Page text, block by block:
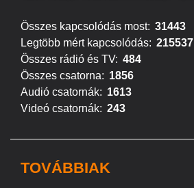
Összes kapcsolódás most: 31443
Legtöbb mért kapcsolódás: 215537
Összes rádió és TV: 484
Összes csatorna: 1856
Audió csatornák: 1613
Videó csatornák: 243
TOVÁBBIAK